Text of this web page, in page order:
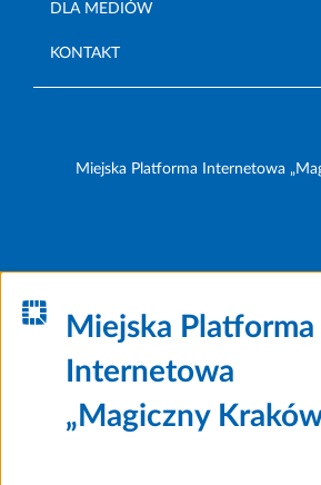
DLA MEDIÓW
KONTAKT
Miejska Platforma Internetowa
Miejska Platforma
Internetowa
„Magiczny